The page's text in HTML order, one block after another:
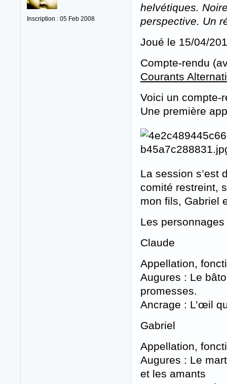
Inscription : 05 Feb 2008
helvétiques.
perspective. Un
Joué le 15/04/
Compte-rendu
Courants
Voici un compte-
Une première
La session s’est
comité restreint,
mon fils, Gabriel
Les personnages
Claude
Appellation,
Augures : Le
promesses.
Ancrage : L’œil
Gabriel
Appellation,
Augures : Le
et les amants